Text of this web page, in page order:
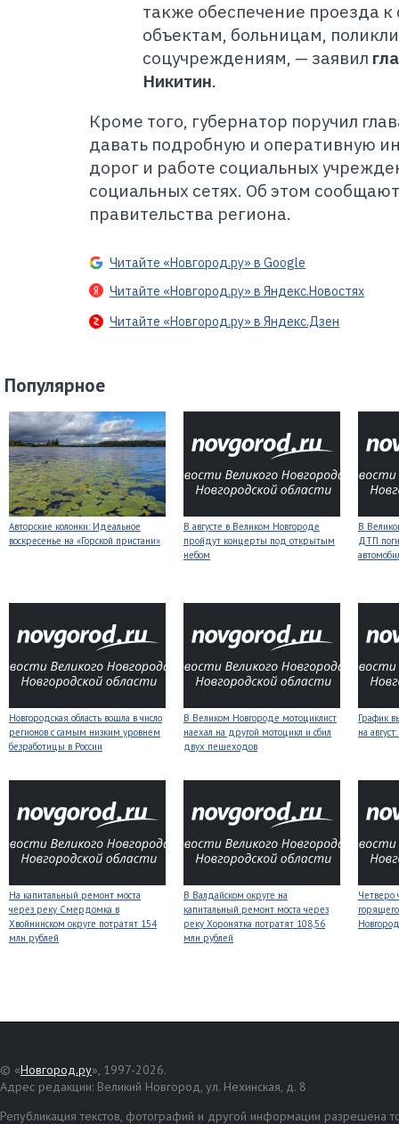
также обеспечение проезда
объектам, больницам,
соцучреждениям, — заявил
Никитин.
Кроме того, губернатор поручил
давать подробную и оперативную
дорог и работе социальных
социальных сетях. Об этом
правительства региона.
Читайте «Новгород.ру» в Google
Читайте «Новгород.ру» в Яндекс.Новостях
Читайте «Новгород.ру» в Яндекс.Дзен
Популярное
Авторские колонки: Идеальное
воскресенье на «Горской пристани»
В августе в Великом Новгороде
пройдут концерты под открытым
небом
В
ДТП
Новгородская область вошла в число
регионов с самым низким уровнем
безработицы в России
В Великом Новгороде мотоциклист
наехал на другой мотоцикл и сбил
двух пешеходов
График
на
На капитальный ремонт моста
через реку Смердомка в
Хвойнинском округе потратят 154
млн рублей
В Валдайском округе на
капитальный ремонт моста через
реку Хоронятка потратят 108,56
млн рублей
Четверо
© «Новгород.ру», 1997-2026.
Адрес редакции: Великий Новгород, ул. Нехинская, д. 8
Републикация текстов, фотографий и другой информации разрешена